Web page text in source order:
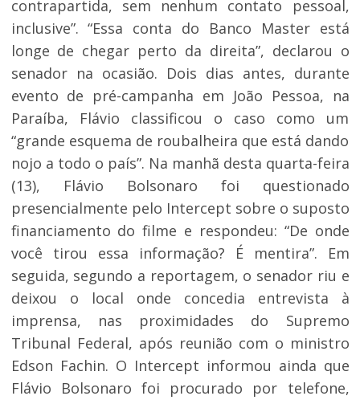
contrapartida, sem nenhum contato pessoal,
inclusive”. “Essa conta do Banco Master está
longe de chegar perto da direita”, declarou o
senador na ocasião. Dois dias antes, durante
evento de pré-campanha em João Pessoa, na
Paraíba, Flávio classificou o caso como um
“grande esquema de roubalheira que está dando
nojo a todo o país”. Na manhã desta quarta-feira
(13), Flávio Bolsonaro foi questionado
presencialmente pelo Intercept sobre o suposto
financiamento do filme e respondeu: “De onde
você tirou essa informação? É mentira”. Em
seguida, segundo a reportagem, o senador riu e
deixou o local onde concedia entrevista à
imprensa, nas proximidades do Supremo
Tribunal Federal, após reunião com o ministro
Edson Fachin. O Intercept informou ainda que
Flávio Bolsonaro foi procurado por telefone,